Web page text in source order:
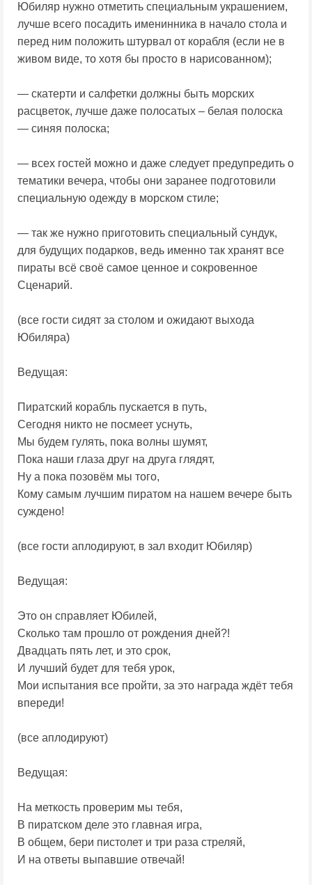
Юбиляр нужно отметить специальным украшением,
лучше всего посадить именинника в начало стола и
перед ним положить штурвал от корабля (если не в
живом виде, то хотя бы просто в нарисованном);
— скатерти и салфетки должны быть морских
расцветок, лучше даже полосатых – белая полоска
— синяя полоска;
— всех гостей можно и даже следует предупредить о
тематики вечера, чтобы они заранее подготовили
специальную одежду в морском стиле;
— так же нужно приготовить специальный сундук,
для будущих подарков, ведь именно так хранят все
пираты всё своё самое ценное и сокровенное
Сценарий.
(все гости сидят за столом и ожидают выхода
Юбиляра)
Ведущая:
Пиратский корабль пускается в путь,
Сегодня никто не посмеет уснуть,
Мы будем гулять, пока волны шумят,
Пока наши глаза друг на друга глядят,
Ну а пока позовём мы того,
Кому самым лучшим пиратом на нашем вечере быть
суждено!
(все гости аплодируют, в зал входит Юбиляр)
Ведущая:
Это он справляет Юбилей,
Сколько там прошло от рождения дней?!
Двадцать пять лет, и это срок,
И лучший будет для тебя урок,
Мои испытания все пройти, за это награда ждёт тебя
впереди!
(все аплодируют)
Ведущая:
На меткость проверим мы тебя,
В пиратском деле это главная игра,
В общем, бери пистолет и три раза стреляй,
И на ответы выпавшие отвечай!